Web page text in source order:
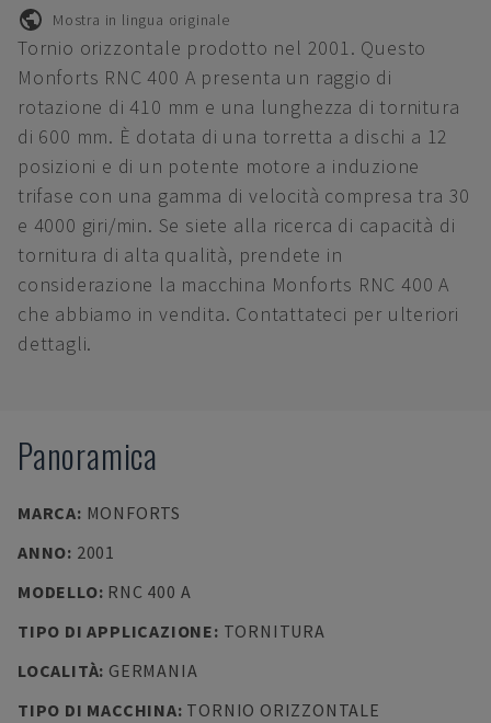
Mostra in lingua originale
Tornio orizzontale prodotto nel 2001. Questo
Monforts RNC 400 A presenta un raggio di
rotazione di 410 mm e una lunghezza di tornitura
di 600 mm. È dotata di una torretta a dischi a 12
posizioni e di un potente motore a induzione
trifase con una gamma di velocità compresa tra 30
e 4000 giri/min. Se siete alla ricerca di capacità di
tornitura di alta qualità, prendete in
considerazione la macchina Monforts RNC 400 A
che abbiamo in vendita. Contattateci per ulteriori
dettagli.
Panoramica
MARCA: MONFORTS
ANNO: 2001
MODELLO: RNC 400 A
TIPO DI APPLICAZIONE: TORNITURA
LOCALITÀ: GERMANIA
TIPO DI MACCHINA: TORNIO ORIZZONTALE